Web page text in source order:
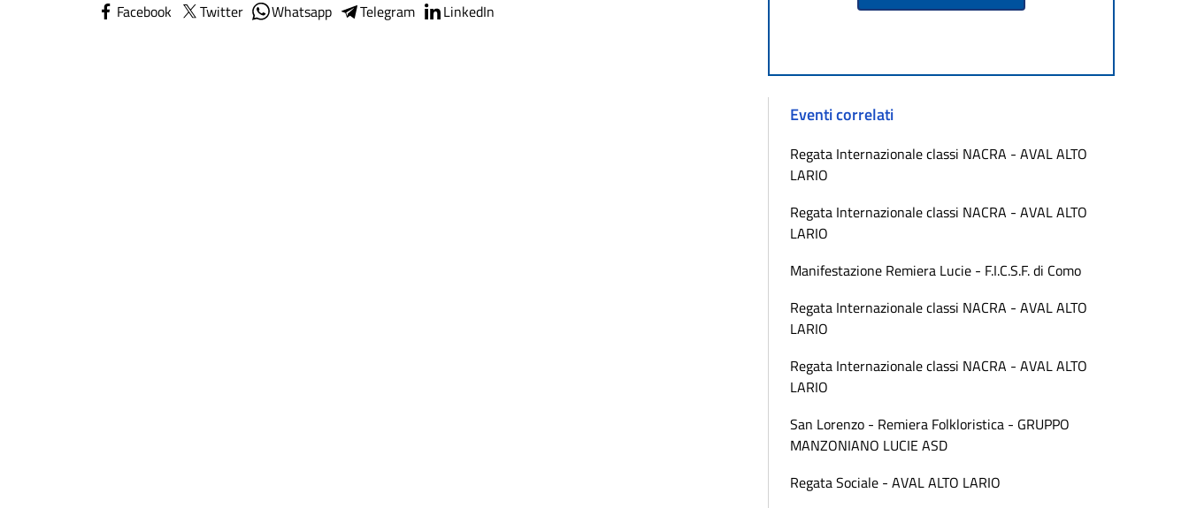
Facebook Twitter Whatsapp Telegram LinkedIn
Eventi correlati
Regata Internazionale classi NACRA - AVAL ALTO
LARIO
Regata Internazionale classi NACRA - AVAL ALTO
LARIO
Manifestazione Remiera Lucie - F.I.C.S.F. di Como
Regata Internazionale classi NACRA - AVAL ALTO
LARIO
Regata Internazionale classi NACRA - AVAL ALTO
LARIO
San Lorenzo - Remiera Folkloristica - GRUPPO
MANZONIANO LUCIE ASD
Regata Sociale - AVAL ALTO LARIO